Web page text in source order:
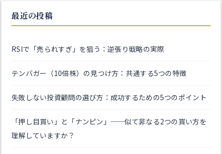
最近の投稿
RSIで「売られすぎ」を狙う：逆張り戦略の実際
テンバガー（10倍株）の見つけ方：共通する5つの特徴
失敗しない投資顧問の選び方：成功するための5つのポイント
「押し目買い」と「ナンピン」──似て非なる2つの買い方を
理解していますか？